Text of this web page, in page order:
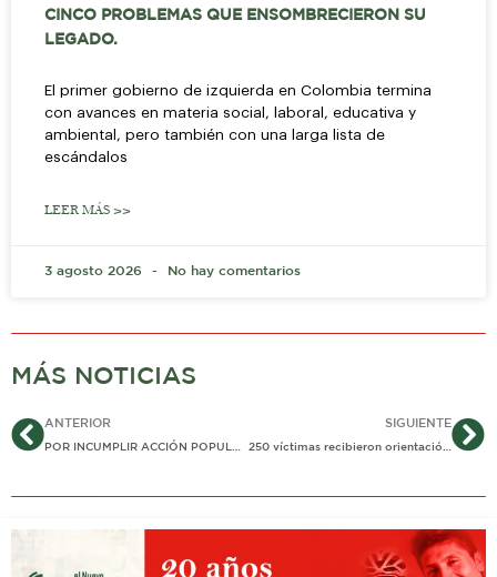
CINCO PROBLEMAS QUE ENSOMBRECIERON SU
LEGADO.
El primer gobierno de izquierda en Colombia termina
con avances en materia social, laboral, educativa y
ambiental, pero también con una larga lista de
escándalos
LEER MÁS >>
3 agosto 2026 No hay comentarios
MÁS NOTICIAS
AntANTERIOR
POR INCUMPLIR ACCIÓN POPULAR POR CARENCIA DE ACUEDUCTO, JUZGADO ACTÚA CONTRA ALCALDÍA DE YOPAL
SIGUIENTE
250 víctimas recibieron orientación sobre trámites en jornada de atención en Monterrey